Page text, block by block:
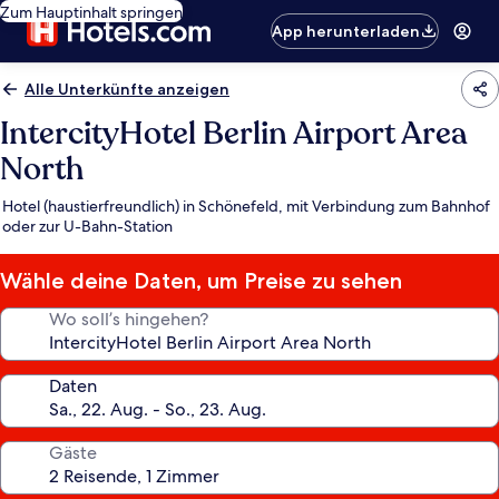
Zum Hauptinhalt springen
App herunterladen
Alle Unterkünfte anzeigen
IntercityHotel Berlin Airport Area
North
Hotel (haustierfreundlich) in Schönefeld, mit Verbindung zum Bahnhof
oder zur U-Bahn-Station
Wähle deine Daten, um Preise zu sehen
Wo soll’s hingehen?
Daten
Gäste